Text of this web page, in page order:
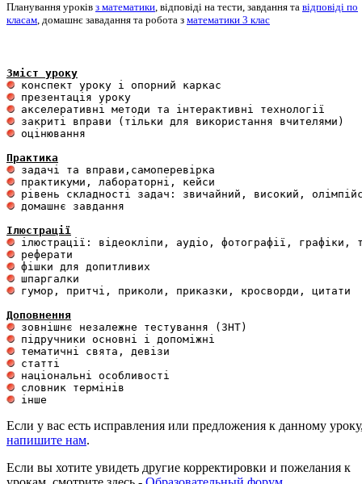
Планування уроків з математики, відповіді на тести, завдання та відповіді по
класам, домашнє завадання та робота з математики 3 клас
Зміст уроку
оцінювання
Практика
домашнє завдання
Ілюстрації
гумор, притчі, приколи, приказки, кросворди, цитати
Доповнення
Если у вас есть исправления или предложения к данному
напишите нам.
Если вы хотите увидеть другие корректировки и пожелания к